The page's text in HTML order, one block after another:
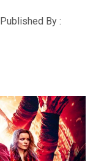
Published By :